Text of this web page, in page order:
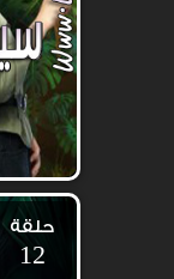
حلقة
12